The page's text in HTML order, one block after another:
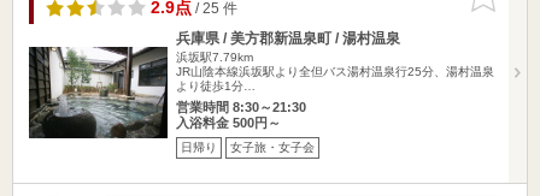
2.9点/ 25 件
兵庫県 / 美方郡新温泉町 / 湯村温泉
浜坂駅7.79km
JR山陰本線浜坂駅より全但バス湯村温泉行25分、湯村温泉
より徒歩1分…
営業時間 8:30～21:30
入浴料金 500円～
日帰り 女子旅・女子会